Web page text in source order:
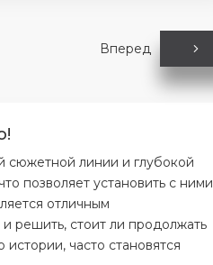
Вперед
сюжетной линии и глубокой
позволяет установить с ними
отличным
решить, стоит ли продолжать
часто становятся